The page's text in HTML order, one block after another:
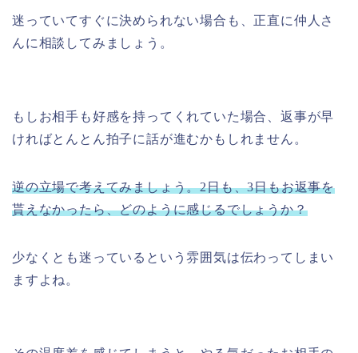
迷っていてすぐに決められない場合も、正直に仲人さ
んに相談してみましょう。
もしお相手も好感を持ってくれていた場合、返事が早
ければとんとん拍子に話が進むかもしれません。
逆の立場で考えてみましょう。2日も、3日もお返事を
貰えなかったら、どのように感じるでしょうか？
少なくとも迷っているという雰囲気は伝わってしまい
ますよね。